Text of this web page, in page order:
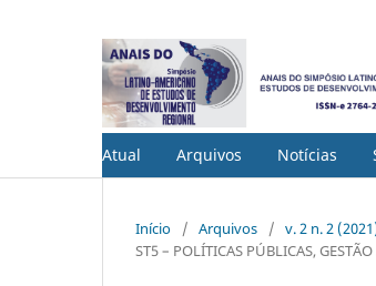
Atual Arquivos Notícias
Início / Arquivos / v. 2 n. 2
ST5 – POLÍTICAS PÚBLICAS,